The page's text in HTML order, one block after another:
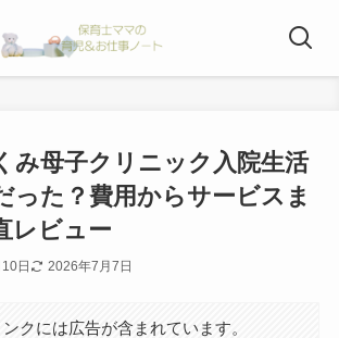
み母子クリニック入院生活
った？費用からサービスま
レビュー
日 2026年7月7日
クには広告が含まれています。